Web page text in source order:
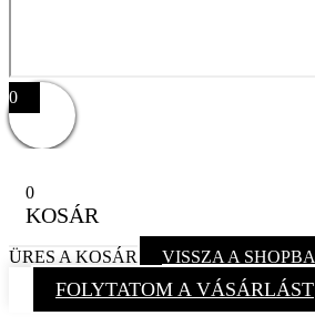
0
0
KOSÁR
ÜRES A KOSÁR VISSZA A SHOPBA
FOLYTATOM A VÁSÁRLÁST